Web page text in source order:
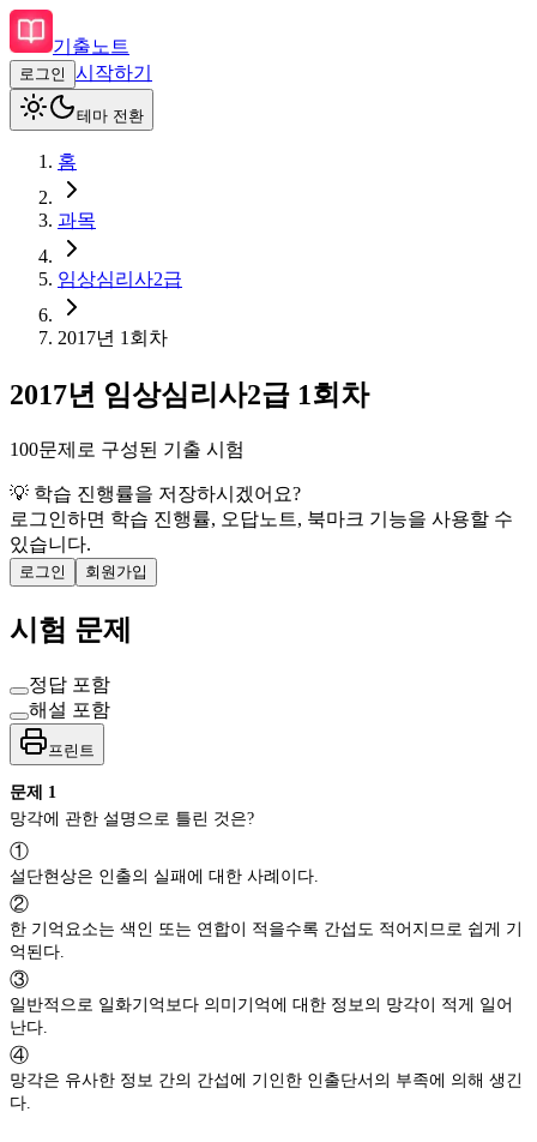
기출노트
로그인 시작하기
테마 전환
홈
과목
임상심리사2급
2017년 1회차
2017년 임상심리사2급 1회차
100문제로 구성된 기출 시험
💡 학습 진행률을 저장하시겠어요?
로그인하면 학습 진행률, 오답노트, 북마크 기능을 사용할 수
있습니다.
로그인 회원가입
시험 문제
정답 포함
해설 포함
프린트
문제 1
①
설단현상은 인출의 실패에 대한 사례이다.
②
한 기억요소는 색인 또는 연합이 적을수록 간섭도 적어지므로 쉽게 기
억된다.
③
일반적으로 일화기억보다 의미기억에 대한 정보의 망각이 적게 일어
난다.
④
망각은 유사한 정보 간의 간섭에 기인한 인출단서의 부족에 의해 생긴
다.